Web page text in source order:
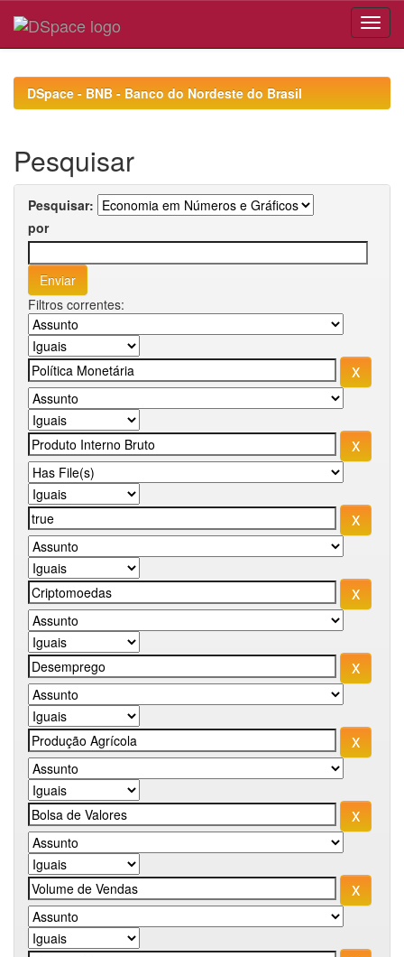
navigationDSpace - BNB - Banco do Nordeste do Brasil
Pesquisar
Pesquisar:
por
Filtros correntes: